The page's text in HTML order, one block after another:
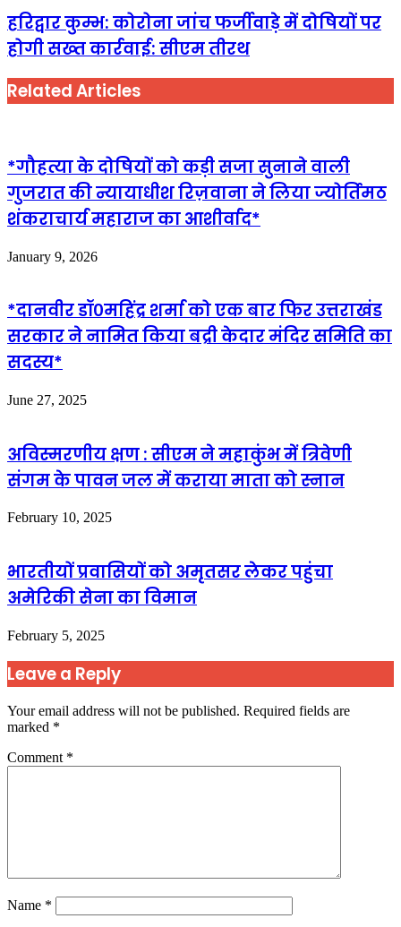
हरिद्वार कुम्भ: कोरोना जांच फर्जीवाड़े में दोषियों पर
होगी सख्‍त कार्रवाई: सीएम तीरथ
Related Articles
*गौहत्या के दोषियों को कड़ी सजा सुनाने वाली
गुजरात की न्यायाधीश रिज़वाना ने लिया ज्योर्तिमठ
शंकराचार्य महाराज का आशीर्वाद*
January 9, 2026
*दानवीर डॉ०महिंद्र शर्मा को एक बार फिर उत्तराखंड
सरकार ने नामित किया बद्री केदार मंदिर समिति का
सदस्य*
June 27, 2025
अविस्मरणीय क्षण : सीएम ने महाकुंभ में त्रिवेणी
संगम के पावन जल में कराया माता को स्नान
February 10, 2025
भारतीयों प्रवासियों को अमृतसर लेकर पहुंचा
अमेरिकी सेना का विमान
February 5, 2025
Leave a Reply
Your email address will not be published. Required fields are
marked *
Comment *
Name *